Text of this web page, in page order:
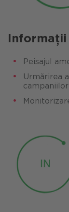
Informații
Peisajul
Urmărirea
campaniilor